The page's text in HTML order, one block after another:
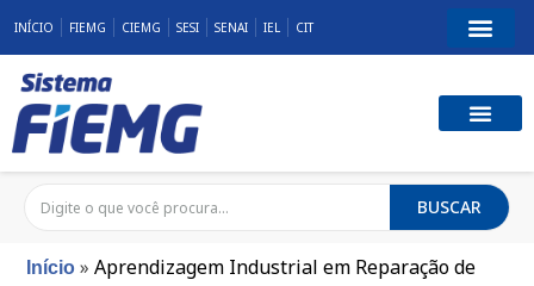
INÍCIO FIEMG CIEMG SESI SENAI IEL CIT
BUSCAR
Início »Aprendizagem Industrial em Reparação de